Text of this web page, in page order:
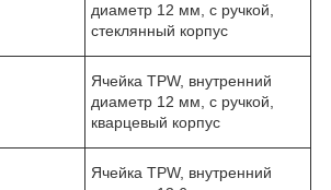
диаметр 12 мм, с ручкой,
стеклянный корпус
Ячейка TPW, внутренний
диаметр 12 мм, с ручкой,
кварцевый корпус
Ячейка TPW, внутренний